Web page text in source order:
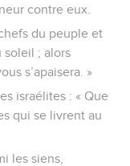
contre eux.
du peuple et
soleil ; alors
s’apaisera. »
israélites : « Que
qui se livrent au
les siens,